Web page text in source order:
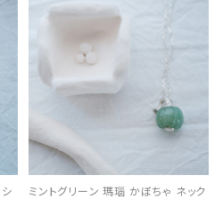
ミントグリーン 瑪瑙 かぼちゃ ネック